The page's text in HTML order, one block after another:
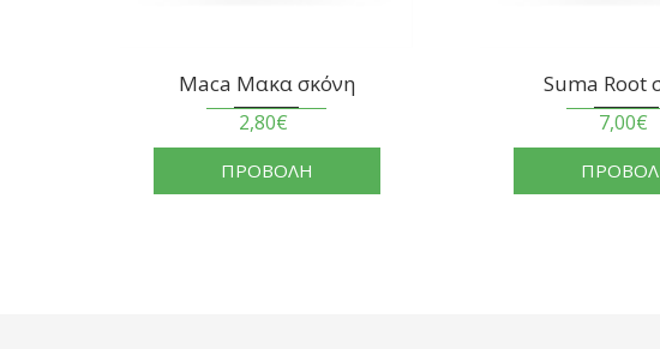
Maca Μακα σκόνη Suma Root σκόνη